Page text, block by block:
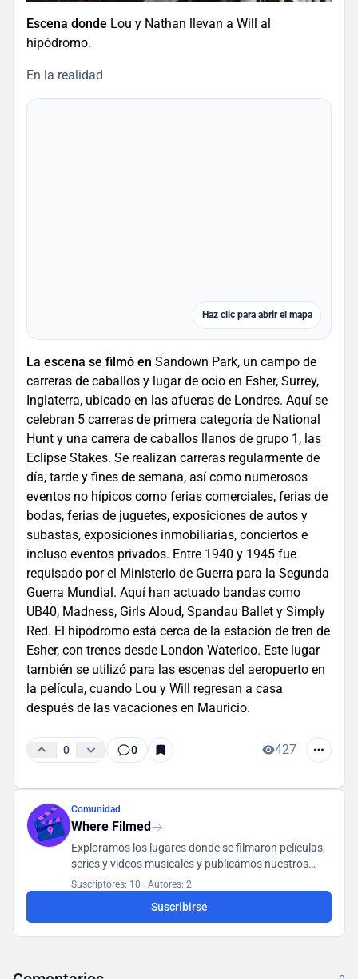
Escena donde Lou y Nathan llevan a Will al
hipódromo.
En la realidad
Haz clic para abrir el mapa
La escena se filmó en Sandown Park, un campo de
carreras de caballos y lugar de ocio en Esher, Surrey,
Inglaterra, ubicado en las afueras de Londres. Aquí se
celebran 5 carreras de primera categoría de National
Hunt y una carrera de caballos llanos de grupo 1, las
Eclipse Stakes. Se realizan carreras regularmente de
día, tarde y fines de semana, así como numerosos
eventos no hípicos como ferias comerciales, ferias de
bodas, ferias de juguetes, exposiciones de autos y
subastas, exposiciones inmobiliarias, conciertos e
incluso eventos privados. Entre 1940 y 1945 fue
requisado por el Ministerio de Guerra para la Segunda
Guerra Mundial. Aquí han actuado bandas como
UB40, Madness, Girls Aloud, Spandau Ballet y Simply
Red. El hipódromo está cerca de la estación de tren de
Esher, con trenes desde London Waterloo. Este lugar
también se utilizó para las escenas del aeropuerto en
la película, cuando Lou y Will regresan a casa
después de las vacaciones en Mauricio.
0 0 427
Comunidad
Where Filmed
Exploramos los lugares donde se filmaron películas,
series y videos musicales y publicamos nuestros
hallazgos en una base de datos accesible para todos
Suscriptores: 10 · Autores: 2
Suscribirse